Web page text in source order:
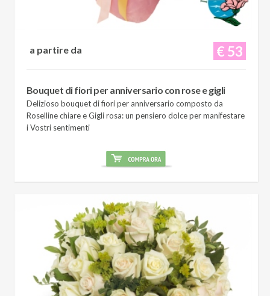
€ 53
a partire da
Bouquet di fiori per anniversario con rose e gigli
Delizioso bouquet di fiori per anniversario composto da
Roselline chiare e Gigli rosa: un pensiero dolce per manifestare
i Vostri sentimenti